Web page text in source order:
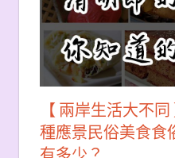
【 兩岸生活大不
種應景民俗美食食